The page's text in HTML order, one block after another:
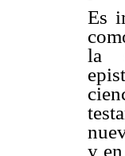
Es
la
y